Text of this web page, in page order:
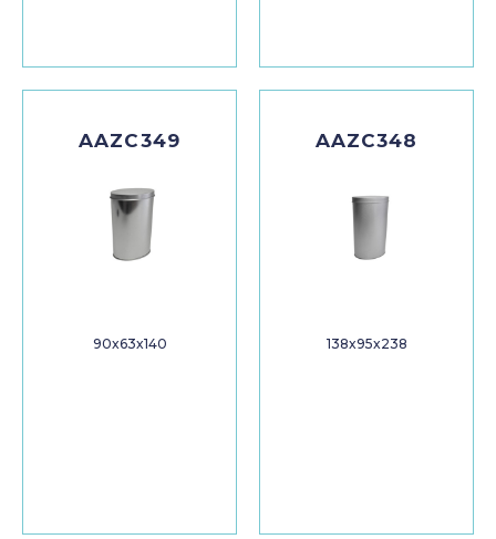
AAZC349
90x63x140
AAZC348
138x95x238